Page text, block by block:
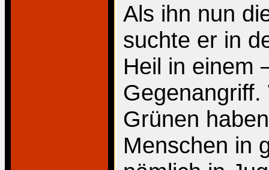
Als ihn nun
suchte er in
Heil in einem
Grünen
Menschen in